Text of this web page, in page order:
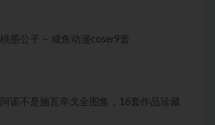
桃墨公子 – 咸鱼动漫coser9套
阿诺不是施瓦辛戈全图集，16套作品珍藏